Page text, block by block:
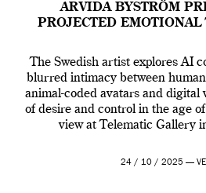
ARVIDA BYSTRÖM
PROJECTED EMOTIONAL
The Swedish artist explores AI
blurred intimacy between
animal-coded avatars and digital
of desire and control in the age
view at Telematic Gallery
24 / 10 / 2025 —